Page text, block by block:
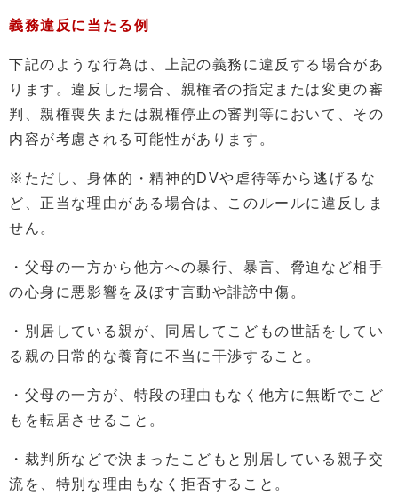
義務違反に当たる例
下記のような行為は、上記の義務に違反する場合があ
ります。違反した場合、親権者の指定または変更の審
判、親権喪失または親権停止の審判等において、その
内容が考慮される可能性があります。
※ただし、身体的・精神的DVや虐待等から逃げるな
ど、正当な理由がある場合は、このルールに違反しま
せん。
・父母の一方から他方への暴行、暴言、脅迫など相手
の心身に悪影響を及ぼす言動や誹謗中傷。
・別居している親が、同居してこどもの世話をしてい
る親の日常的な養育に不当に干渉すること。
・父母の一方が、特段の理由もなく他方に無断でこど
もを転居させること。
・裁判所などで決まったこどもと別居している親子交
流を、特別な理由もなく拒否すること。